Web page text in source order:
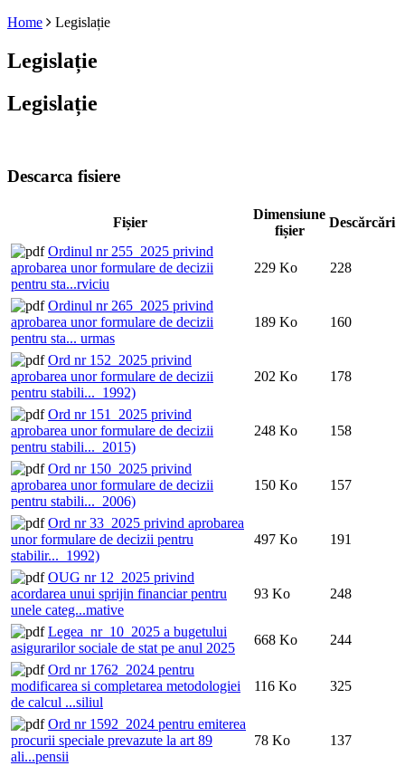
Home
Legislație
Legislație
Legislație
Descarca fisiere
Fișier
Dimensiune
fișier
Descărcări
Ordinul nr 255_2025 privind
aprobarea unor formulare de decizii
pentru sta...rviciu
229 Ko 228
Ordinul nr 265_2025 privind
aprobarea unor formulare de decizii
pentru sta... urmas
189 Ko 160
Ord nr 152_2025 privind
aprobarea unor formulare de decizii
pentru stabili..._1992)
202 Ko 178
Ord nr 151_2025 privind
aprobarea unor formulare de decizii
pentru stabili..._2015)
248 Ko 158
Ord nr 150_2025 privind
aprobarea unor formulare de decizii
pentru stabili..._2006)
150 Ko 157
Ord nr 33_2025 privind aprobarea
unor formulare de decizii pentru
stabilir..._1992)
497 Ko 191
OUG nr 12_2025 privind
acordarea unui sprijin financiar pentru
unele categ...mative
93 Ko 248
Legea_nr_10_2025 a bugetului
asigurarilor sociale de stat pe anul 2025
668 Ko
244
Ord nr 1762_2024 pentru
modificarea si completarea metodologiei
de calcul ...siliul
116 Ko 325
Ord nr 1592_2024 pentru emiterea
procurii speciale prevazute la art 89
ali...pensii
78 Ko 137